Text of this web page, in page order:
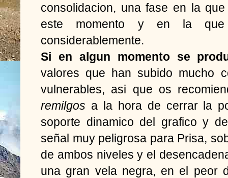
consolidacion, una fase en la
este momento y en la que
considerablemente.
Si en algun momento se
valores que han subido mucho
vulnerables, asi que os
remilgos a la hora de cerrar la
soporte dinamico del grafico y
señal muy peligrosa para Prisa,
de ambos niveles y el
una gran vela negra, en el peor